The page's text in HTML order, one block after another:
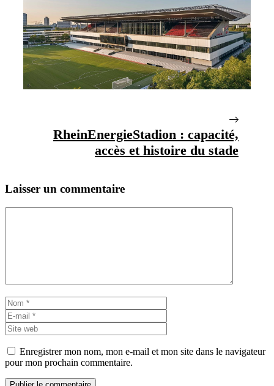
RheinEnergieStadion : capacité,
accès et histoire du stade
Laisser un commentaire
Nom
mail
web
Enregistrer mon nom, mon e-mail et mon site dans le navigateur
pour mon prochain commentaire.